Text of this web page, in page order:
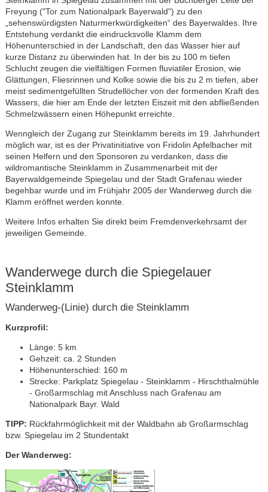
Freyung ("Tor zum Nationalpark Bayerwald") zu den
„sehenswürdigsten Naturmerkwürdigkeiten“ des Bayerwaldes. Ihre
Entstehung verdankt die eindrucksvolle Klamm dem
Höhenunterschied in der Landschaft, den das Wasser hier auf
kurze Distanz zu überwinden hat. In der bis zu 100 m tiefen
Schlucht zeugen die vielfältigen Formen fluviatiler Erosion, wie
Glättungen, Fliesrinnen und Kolke sowie die bis zu 2 m tiefen, aber
meist sedimentgefüllten Strudellöcher von der formenden Kraft des
Wassers, die hier am Ende der letzten Eiszeit mit den abfließenden
Schmelzwässern einen Höhepunkt erreichte.
Wenngleich der Zugang zur Steinklamm bereits im 19. Jahrhundert
möglich war, ist es der Privatinitiative von Fridolin Apfelbacher mit
seinen Helfern und den Sponsoren zu verdanken, dass die
wildromantische Steinklamm in Zusammenarbeit mit der
Bayerwaldgemeinde Spiegelau und der Stadt Grafenau wieder
begehbar wurde und im Frühjahr 2005 der Wanderweg durch die
Klamm eröffnet werden konnte.
Weitere Infos erhalten Sie direkt beim Fremdenverkehrsamt der
jeweiligen Gemeinde.
Wanderwege durch die Spiegelauer
Steinklamm
Wanderweg-(Linie) durch die Steinklamm
Kurzprofil:
Länge: 5 km
Gehzeit: ca. 2 Stunden
Höhenunterschied: 160 m
Strecke: Parkplatz Spiegelau - Steinklamm - Hirschthalmühle
- Großarmschlag mit Anschluss nach Grafenau am
Nationalpark Bayr. Wald
TIPP: Rückfahrmöglichkeit mit der Waldbahn ab Großarmschlag
bzw. Spiegelau im 2 Stundentakt
Der Wanderweg: